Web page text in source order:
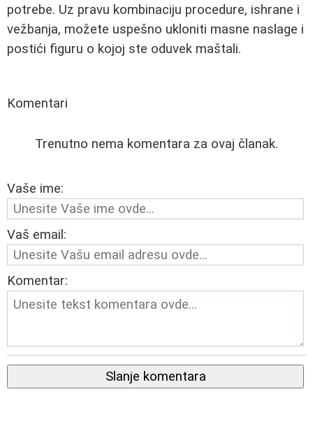
potrebe. Uz pravu kombinaciju procedure, ishrane i
vežbanja, možete uspešno ukloniti masne naslage i
postići figuru o kojoj ste oduvek maštali.
Komentari
Trenutno nema komentara za ovaj članak.
Vaše ime:
Vaš email:
Komentar:
Slanje komentara